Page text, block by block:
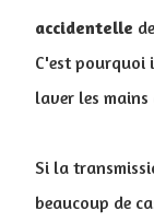
accidentelle
C'est pourquoi
laver les
Si la
beaucoup de